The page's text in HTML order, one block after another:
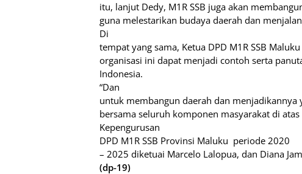
itu, lanjut Dedy, M1R SSB juga akan
guna melestarikan budaya daerah dan
Di
tempat yang sama, Ketua DPD M1R SSB
organisasi ini dapat menjadi contoh serta
Indonesia.
“Dan
untuk membangun daerah dan
bersama seluruh komponen masyarakat di atas
Kepengurusan
DPD M1R SSB Provinsi Maluku periode 2020
– 2025 diketuai Marcelo Lalopua, dan Diana
(dp-19)